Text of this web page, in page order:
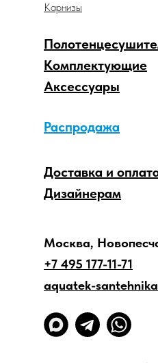
Аксессуары
Распродажа
Комплектующие
Дизайнерам
Доставка и
Карнизы
Москва,
+7 495 177-11-71
aquatek-